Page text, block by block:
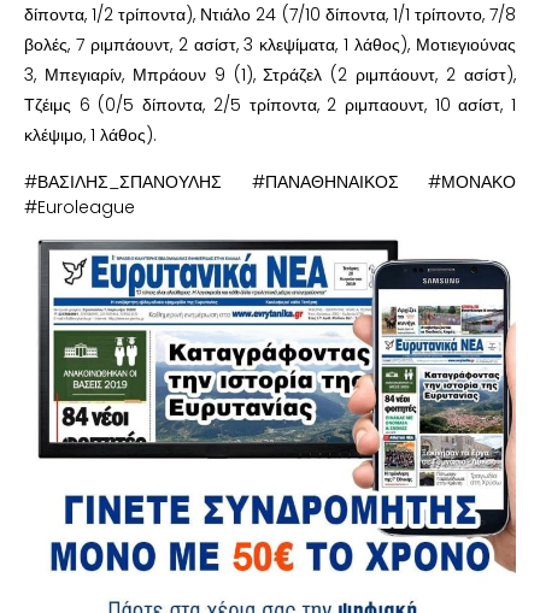
δίποντα, 1/2 τρίποντα), Ντιάλο 24 (7/10 δίποντα, 1/1 τρίποντο, 7/8
βολές, 7 ριμπάουντ, 2 ασίστ, 3 κλεψίματα, 1 λάθος), Μοτιεγιούνας
3, Μπεγιαρίν, Μπράουν 9 (1), Στράζελ (2 ριμπάουντ, 2 ασίστ),
Τζέιμς 6 (0/5 δίποντα, 2/5 τρίποντα, 2 ριμπαουντ, 10 ασίστ, 1
κλέψιμο, 1 λάθος).
#ΒΑΣΙΛΗΣ_ΣΠΑΝΟΥΛΗΣ #ΠΑΝΑΘΗΝΑΙΚΟΣ #ΜΟΝΑΚΟ
#Euroleague